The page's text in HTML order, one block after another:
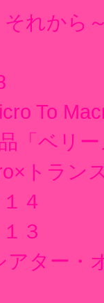
れから
To
「ベリ
トラン
４
３
ター・